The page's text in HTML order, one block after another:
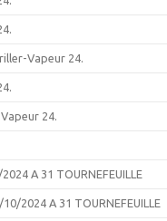
Vapeur 24.
24.
A 31 TOURNEFEUILLE
2024 A 31 TOURNEFEUILLE